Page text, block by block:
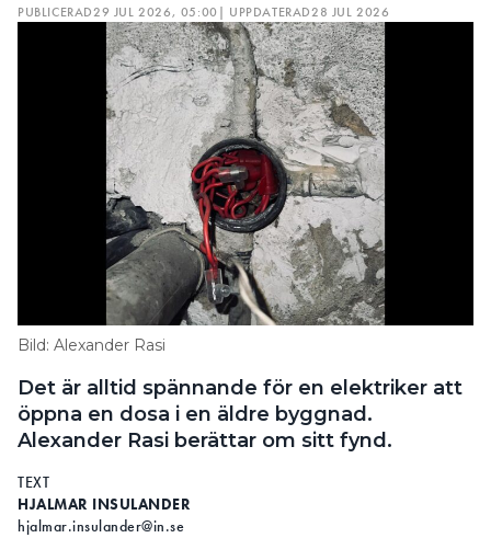
PUBLICERAD29 JUL 2026, 05:00 | UPPDATERAD28 JUL 2026
Bild: Alexander Rasi
Det är alltid spännande för en elektriker att
öppna en dosa i en äldre byggnad.
Alexander Rasi berättar om sitt fynd.
TEXT
HJALMAR INSULANDER
hjalmar.insulander@in.se